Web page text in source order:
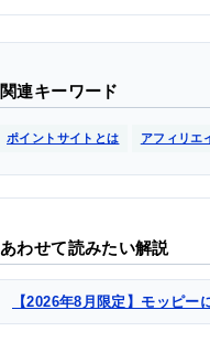
関連キーワード
ポイントサイトとは アフィリエ
あわせて読みたい解説
【2026年8月限定】モッピ